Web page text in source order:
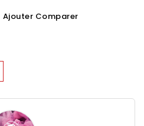
Ajouter Comparer